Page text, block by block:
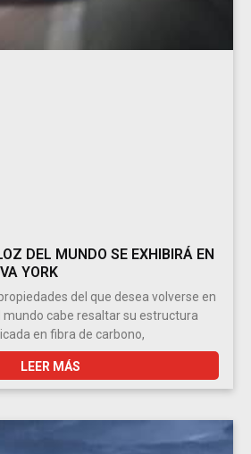
DEL MUNDO SE EXHIBIRÁ EN
YORK
del que desea volverse en
mundo cabe resaltar su estructura
en fibra de carbono,
LEER MÁS